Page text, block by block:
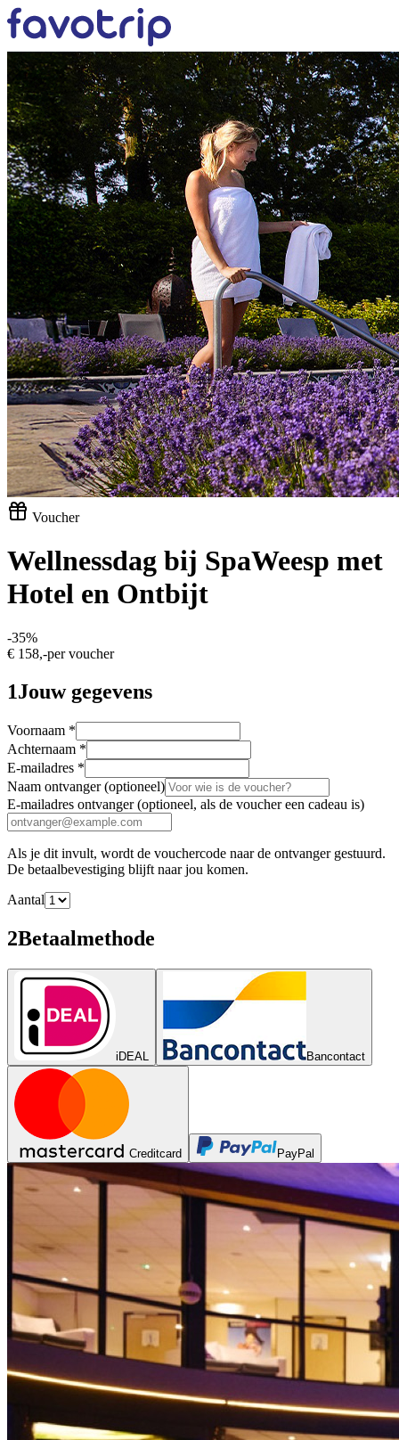
Voucher
Wellnessdag bij SpaWeesp met
Hotel en Ontbijt
-35%
€ 158,-per voucher
1Jouw gegevens
Voornaam *
Achternaam *
E-mailadres *
Naam ontvanger (optioneel)
E-mailadres ontvanger (optioneel, als de voucher een cadeau is)
Als je dit invult, wordt de vouchercode naar de ontvanger gestuurd.
De betaalbevestiging blijft naar jou komen.
Aantal
2Betaalmethode
iDEAL Bancontact
Creditcard PayPal